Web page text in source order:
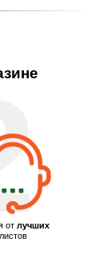
от лучших